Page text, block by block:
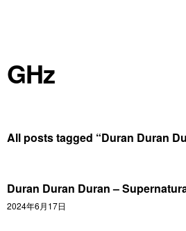
GHz
All posts tagged “Duran Duran
Duran Duran Duran –
2024年6月17日